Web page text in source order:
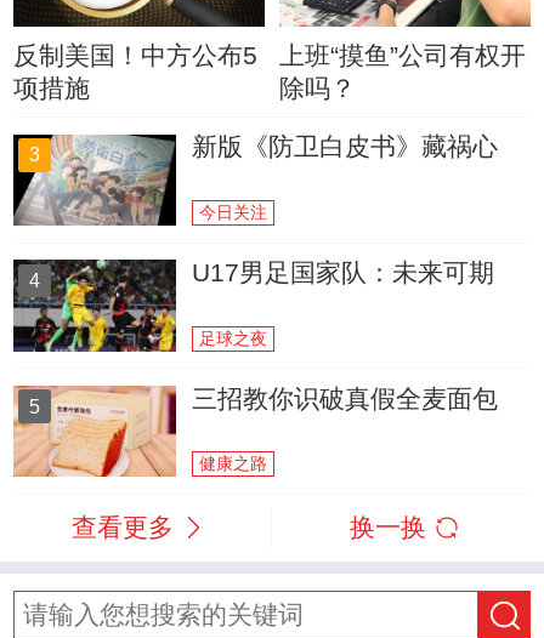
反制美国！中方公布5
项措施
上班“摸鱼”公司有权开
除吗？
3 新版《防卫白皮书》藏祸心
今日关注
4 U17男足国家队：未来可期
足球之夜
5 三招教你识破真假全麦面包
健康之路
查看更多 换一换